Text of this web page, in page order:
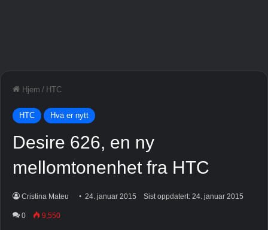
Hjem / HTC
HTC Hva er nytt
Desire 626, en ny
mellomtonenhet fra HTC
Cristina Mateu 24. januar 2015 Sist oppdatert: 24. januar 2015
0 9,550